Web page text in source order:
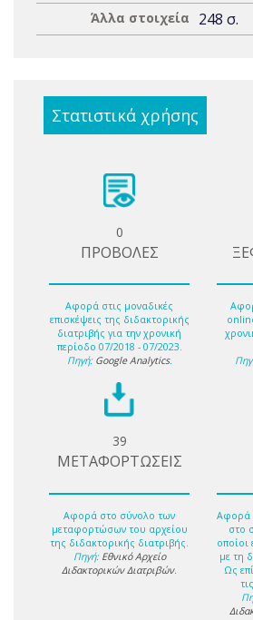
Άλλα στοιχεία 248 σ.
Στατιστικά χρήσης
0
ΠΡΟΒΟΛΕΣ
Αφορά στις μοναδικές
επισκέψεις της διδακτορικής
διατριβής για την χρονική
περίοδο 07/2018 - 07/2023.
Πηγή: Google Analytics.
39
ΜΕΤΑΦΟΡΤΩΣΕΙΣ
Αφορά στο σύνολο των
μεταφορτώσων του αρχείου
της διδακτορικής διατριβής.
Πηγή: Εθνικό Αρχείο
Διδακτορικών Διατριβών.
Αφορά
στο
οποίοι
με τη
Ως